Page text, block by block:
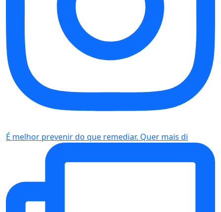
É melhor prevenir do que remediar. Quer mais di